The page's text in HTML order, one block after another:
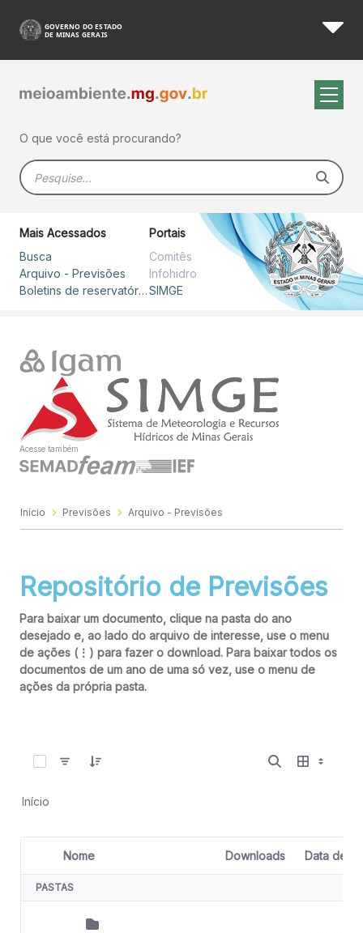
Pular para o Conteúdo principal
Arquivo - Previsões - SIMGE
O que você está procurando?
Barra de busca
Mais Acessados
Busca
Arquivo - Previsões
Boletins de reservatórios
Portais
Comitês
Infohidro
SIMGE
Acesse também
Início Previsões Arquivo - Previsões
Repositório de Previsões
Para baixar um documento, clique na pasta do ano
desejado e, ao lado do arquivo de interesse, use o menu
de ações (⋮) para fazer o download. Para baixar todos os
documentos de um ano de uma só vez, use o menu de
ações da própria pasta.
Início
Seleção de item
Nome Downloads Data de
PASTAS